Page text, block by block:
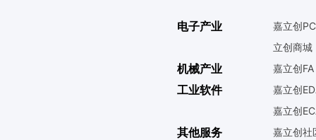
电子产业
嘉立创
立创商城
机械产业 嘉立创FA
工业软件
嘉立创
嘉立创
其他服务
嘉立创社